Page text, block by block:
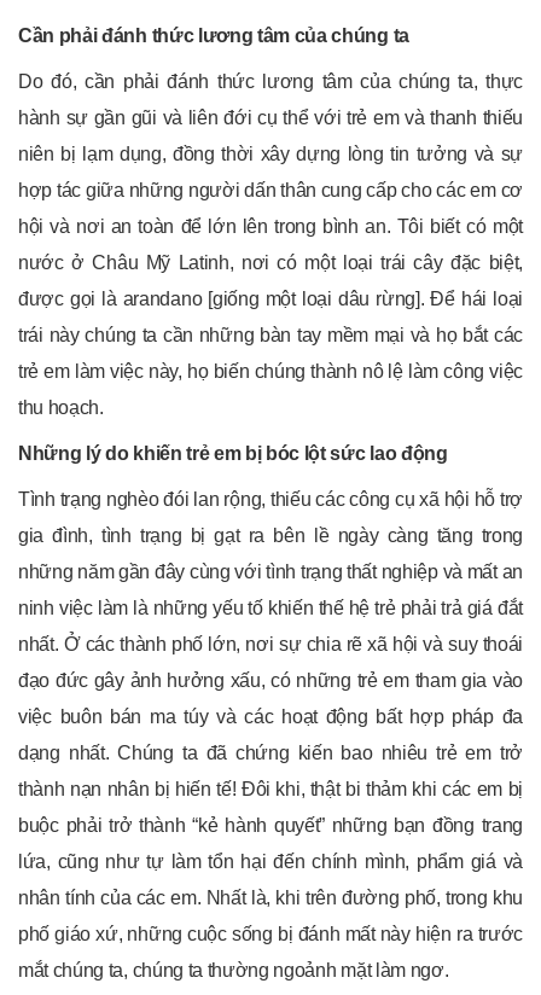
Cần phải đánh thức lương tâm của chúng ta
Do đó, cần phải đánh thức lương tâm của chúng ta, thực
hành sự gần gũi và liên đới cụ thể với trẻ em và thanh thiếu
niên bị lạm dụng, đồng thời xây dựng lòng tin tưởng và sự
hợp tác giữa những người dấn thân cung cấp cho các em cơ
hội và nơi an toàn để lớn lên trong bình an. Tôi biết có một
nước ở Châu Mỹ Latinh, nơi có một loại trái cây đặc biệt,
được gọi là arandano [giống một loại dâu rừng]. Để hái loại
trái này chúng ta cần những bàn tay mềm mại và họ bắt các
trẻ em làm việc này, họ biến chúng thành nô lệ làm công việc
thu hoạch.
Những lý do khiến trẻ em bị bóc lột sức lao động
Tình trạng nghèo đói lan rộng, thiếu các công cụ xã hội hỗ trợ
gia đình, tình trạng bị gạt ra bên lề ngày càng tăng trong
những năm gần đây cùng với tình trạng thất nghiệp và mất an
ninh việc làm là những yếu tố khiến thế hệ trẻ phải trả giá đắt
nhất. Ở các thành phố lớn, nơi sự chia rẽ xã hội và suy thoái
đạo đức gây ảnh hưởng xấu, có những trẻ em tham gia vào
việc buôn bán ma túy và các hoạt động bất hợp pháp đa
dạng nhất. Chúng ta đã chứng kiến ​​bao nhiêu trẻ em trở
thành nạn nhân bị hiến tế! Đôi khi, thật bi thảm khi các em bị
buộc phải trở thành “kẻ hành quyết” những bạn đồng trang
lứa, cũng như tự làm tổn hại đến chính mình, phẩm giá và
nhân tính của các em. Nhất là, khi trên đường phố, trong khu
phố giáo xứ, những cuộc sống bị đánh mất này hiện ra trước
mắt chúng ta, chúng ta thường ngoảnh mặt làm ngơ.